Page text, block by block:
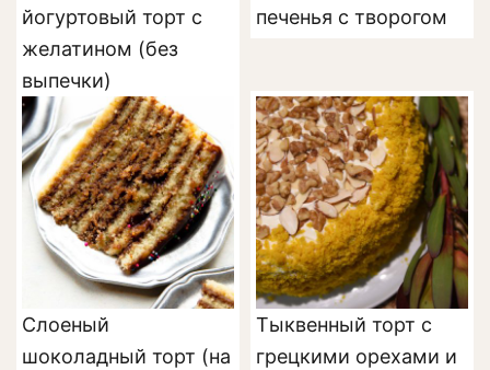
йогуртовый торт с
желатином (без
выпечки)
печенья с творогом
Слоеный
шоколадный торт (на
Тыквенный торт с
грецкими орехами и